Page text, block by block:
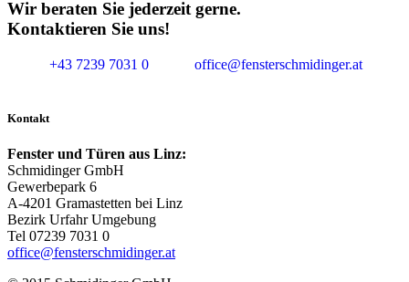
Wir beraten Sie jederzeit gerne.
Kontaktieren Sie uns!
+43 7239 7031 0 office@fensterschmidinger.at
Kontakt
Fenster und Türen aus Linz:
Schmidinger GmbH
Gewerbepark 6
A-4201 Gramastetten bei Linz
Bezirk Urfahr Umgebung
Tel 07239 7031 0
office@fensterschmidinger.at